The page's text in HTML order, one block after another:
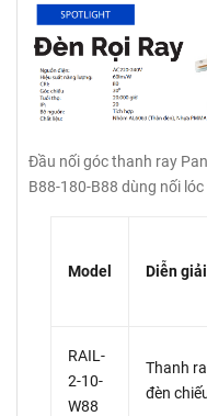
Đầu nối góc thanh ray
B88-180-B88 dùng nối
Model Diễn giải
RAIL-
2-10-
W88
Thanh
đèn